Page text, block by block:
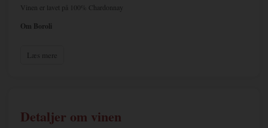
Vinen er lavet på 100% Chardonnay
Om Boroli
som stolt kan berette om tidligere generationers slid og slæb i vinmarkerne og
Silvano og Elena Boroli imidlertid langsom klar over, at de gerne ville noget
Læs mere
Detaljer om vinen